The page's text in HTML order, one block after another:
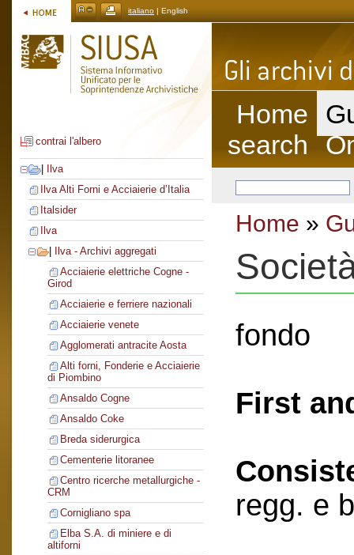
italiano | English
contrai l'albero
Ilva
Ilva Alti Forni e Acciaierie d’Italia
Italsider
Ilva
Ilva - Archivi aggregati
Acciaierie elettriche Cogne -
Girod
Acciaierie e ferriere nazionali
Acciaierie venete
Agglomerati antracite Aosta
Alti forni, Fonderie e Acciaierie
di Piombino
Ansaldo Cogne
Ansaldo Coke
Breda siderurgica
Cementerie litoranee
Centro ricerche metallurgiche -
CRM
Cornigliano spa
Elba S.A. di miniere e di
altiforni
Home
search
Home »
fondo
First
regg. e